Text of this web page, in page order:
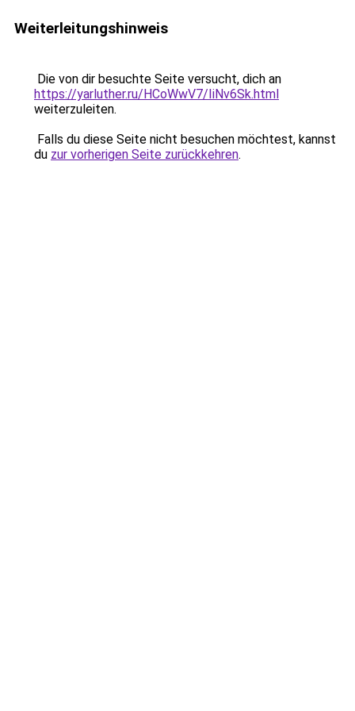
Weiterleitungshinweis
Die von dir besuchte Seite versucht, dich an
https://yarluther.ru/HCoWwV7/IiNv6Sk.html
weiterzuleiten.
Falls du diese Seite nicht besuchen möchtest, kannst
du zur vorherigen Seite zurückkehren.